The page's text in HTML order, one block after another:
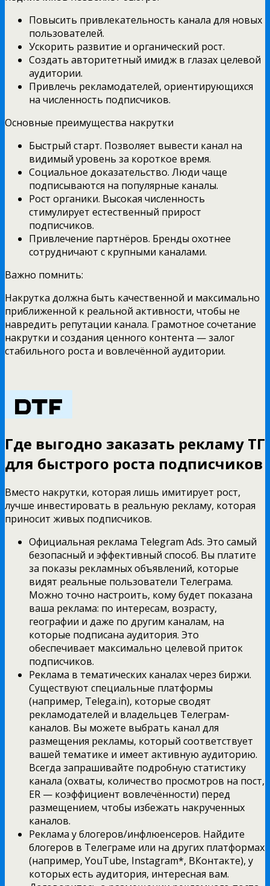
Повысить привлекательность канала для новых
пользователей.
Ускорить развитие и органический рост.
Создать авторитетный имидж в глазах целевой
аудитории.
Привлечь рекламодателей, ориентирующихся
на численность подписчиков.
Основные преимущества накрутки
Быстрый старт. Позволяет вывести канал на
видимый уровень за короткое время.
Социальное доказательство. Люди чаще
подписываются на популярные каналы.
Рост органики. Высокая численность
стимулирует естественный прирост
подписчиков.
Привлечение партнёров. Бренды охотнее
сотрудничают с крупными каналами.
Важно помнить:
Накрутка должна быть качественной и максимально
приближенной к реальной активности, чтобы не
навредить репутации канала. Грамотное сочетание
накрутки и создания ценного контента — залог
стабильного роста и вовлечённой аудитории.
Где выгодно заказать рекламу ТГ
для быстрого роста подписчиков
Вместо накрутки, которая лишь имитирует рост,
лучше инвестировать в реальную рекламу, которая
приносит живых подписчиков.
Официальная реклама Telegram Ads. Это самый
безопасный и эффективный способ. Вы платите
за показы рекламных объявлений, которые
видят реальные пользователи Телеграма.
Можно точно настроить, кому будет показана
ваша реклама: по интересам, возрасту,
географии и даже по другим каналам, на
которые подписана аудитория. Это
обеспечивает максимально целевой приток
подписчиков.
Реклама в тематических каналах через биржи.
Существуют специальные платформы
(например, Telega.in), которые сводят
рекламодателей и владельцев Телеграм-
каналов. Вы можете выбрать канал для
размещения рекламы, который соответствует
вашей тематике и имеет активную аудиторию.
Всегда запрашивайте подробную статистику
канала (охваты, количество просмотров на пост,
ER — коэффициент вовлечённости) перед
размещением, чтобы избежать накрученных
каналов.
Реклама у блогеров/инфлюенсеров. Найдите
блогеров в Телеграме или на других платформах
(например, YouTube, Instagram*, ВКонтакте), у
которых есть аудитория, интересная вам.